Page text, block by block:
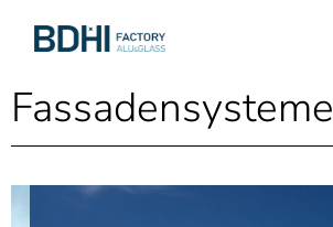
Fassadensysteme